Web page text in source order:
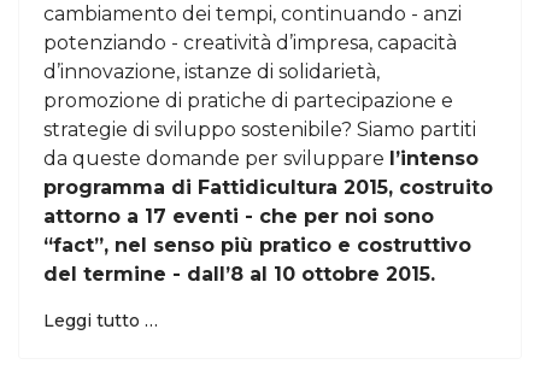
cambiamento dei tempi, continuando - anzi
potenziando - creatività d’impresa, capacità
d’innovazione, istanze di solidarietà,
promozione di pratiche di partecipazione e
strategie di sviluppo sostenibile? Siamo partiti
da queste domande per sviluppare l’intenso
programma di Fattidicultura 2015, costruito
attorno a 17 eventi - che per noi sono
“fact”, nel senso più pratico e costruttivo
del termine - dall’8 al 10 ottobre 2015.
Leggi tutto …